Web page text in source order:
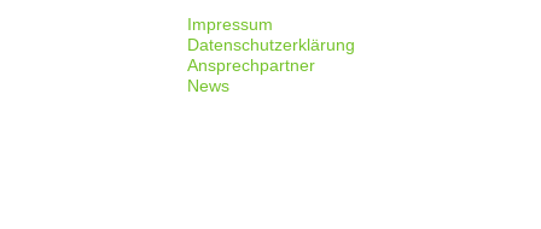
Impressum
Datenschutzerklärung
Ansprechpartner
News